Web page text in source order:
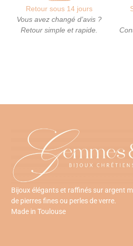
Retour sous 14 jours
Vous avez changé d’avis ?
Retour simple et rapide.
Bijoux élégants et raffinés sur argent
de pierres fines ou perles de verre.
Made in Toulouse